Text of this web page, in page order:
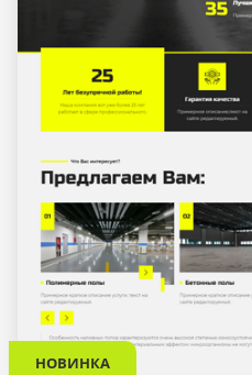
НОВИНКА